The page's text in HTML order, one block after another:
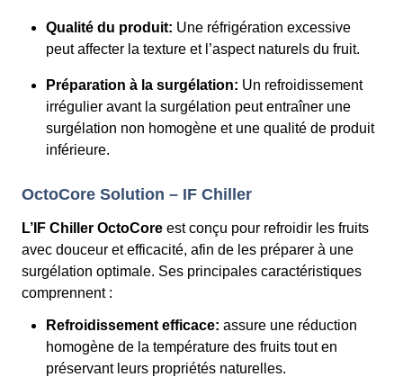
Qualité du produit: Une réfrigération excessive
peut affecter la texture et l’aspect naturels du fruit.
Préparation à la surgélation: Un refroidissement
irrégulier avant la surgélation peut entraîner une
surgélation non homogène et une qualité de produit
inférieure.
OctoCore Solution – IF Chiller
L’IF Chiller OctoCore est conçu pour refroidir les fruits
avec douceur et efficacité, afin de les préparer à une
surgélation optimale. Ses principales caractéristiques
comprennent :
Refroidissement efficace: assure une réduction
homogène de la température des fruits tout en
préservant leurs propriétés naturelles.